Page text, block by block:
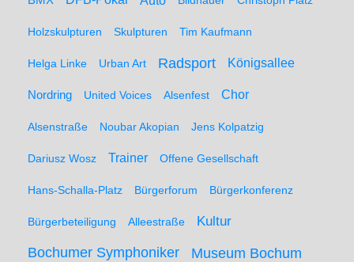
Holzskulpturen Skulpturen Tim Kaufmann
Helga Linke Urban Art Radsport Königsallee
Nordring United Voices Alsenfest Chor
Alsenstraße Noubar Akopian Jens Kolpatzig
Dariusz Wosz Trainer Offene Gesellschaft
Hans-Schalla-Platz Bürgerforum Bürgerkonferenz
Bürgerbeteiligung Alleestraße Kultur
Bochumer Symphoniker Museum Bochum